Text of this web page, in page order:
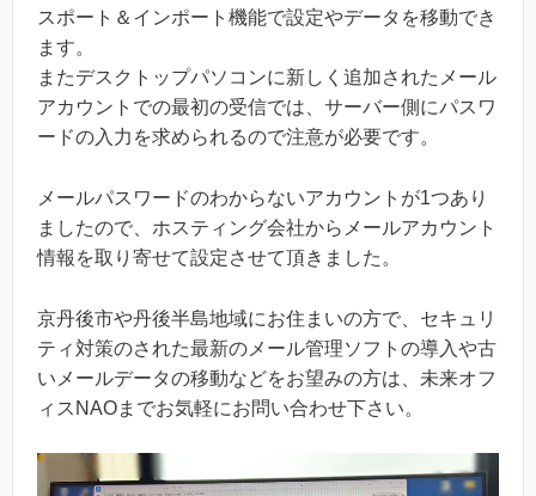
スポート＆インポート機能で設定やデータを移動でき
ます。
またデスクトップパソコンに新しく追加されたメール
アカウントでの最初の受信では、サーバー側にパスワ
ードの入力を求められるので注意が必要です。
メールパスワードのわからないアカウントが1つあり
ましたので、ホスティング会社からメールアカウント
情報を取り寄せて設定させて頂きました。
京丹後市や丹後半島地域にお住まいの方で、セキュリ
ティ対策のされた最新のメール管理ソフトの導入や古
いメールデータの移動などをお望みの方は、未来オフ
ィスNAOまでお気軽にお問い合わせ下さい。